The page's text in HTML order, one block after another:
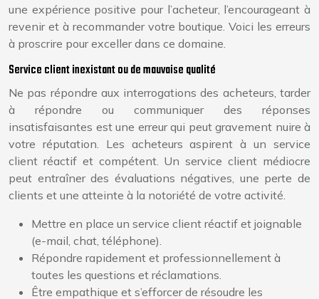
une expérience positive pour l’acheteur, l’encourageant à
revenir et à recommander votre boutique. Voici les erreurs
à proscrire pour exceller dans ce domaine.
Service client inexistant ou de mauvaise qualité
Ne pas répondre aux interrogations des acheteurs, tarder
à répondre ou communiquer des réponses
insatisfaisantes est une erreur qui peut gravement nuire à
votre réputation. Les acheteurs aspirent à un service
client réactif et compétent. Un service client médiocre
peut entraîner des évaluations négatives, une perte de
clients et une atteinte à la notoriété de votre activité.
Mettre en place un service client réactif et joignable
(e-mail, chat, téléphone).
Répondre rapidement et professionnellement à
toutes les questions et réclamations.
Être empathique et s’efforcer de résoudre les